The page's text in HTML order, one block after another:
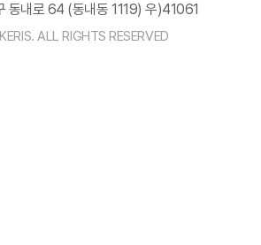
동내로 64 (동내동 1119) 우)41061
ALL RIGHTS RESERVED